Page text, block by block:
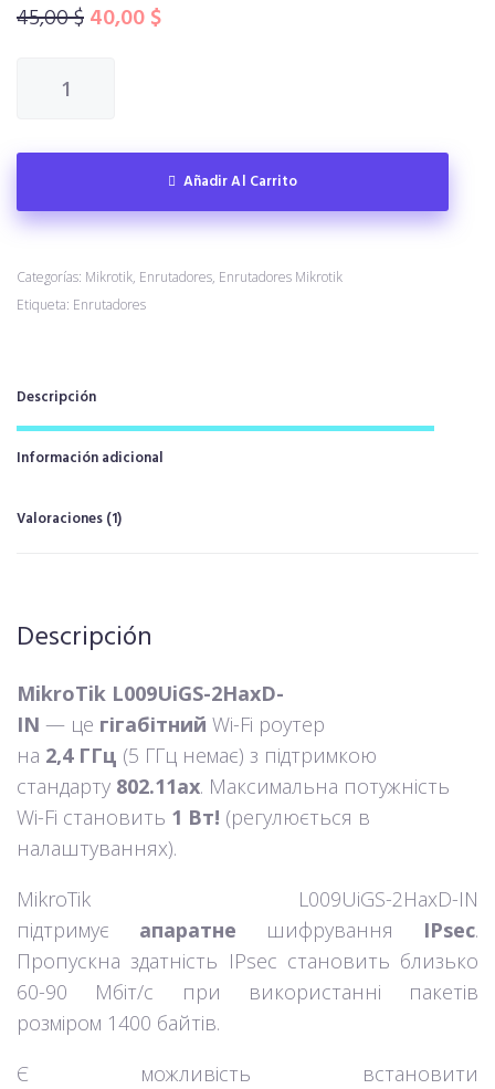
45,00$40,00$
Añadir Al Carrito
Categorías: Mikrotik, Enrutadores, Enrutadores Mikrotik
Etiqueta: Enrutadores
Descripción
Información adicional
Valoraciones (1)
Descripción
MikroTik L009UiGS-2HaxD-
IN — це гігабітний Wi-Fi роутер
на 2,4 ГГц (5 ГГц немає) з підтримкою
стандарту 802.11ax. Максимальна потужність
Wi-Fi становить 1 Вт! (регулюється в
налаштуваннях).
MikroTik L009UiGS-2HaxD-IN
підтримує апаратне шифрування IPsec.
Пропускна здатність IPsec становить близько
60-90 Мбіт/с при використанні пакетів
розміром 1400 байтів.
Є можливість встановити